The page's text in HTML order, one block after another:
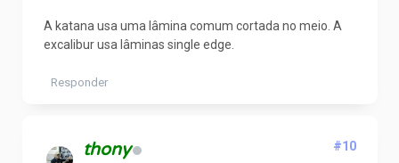
A katana usa uma lâmina comum cortada no meio. A
excalibur usa lâminas single edge.
Responder
thony #10